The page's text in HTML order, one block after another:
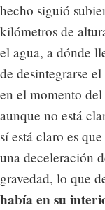
hecho siguió
kilómetros de
el agua, a dónde
de desintegrarse
en el momento
aunque no está
sí está claro es
una deceleración
gravedad, lo que
había en su